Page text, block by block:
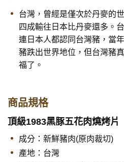
台灣，曾經是僅次於丹麥的
四成輸往日本比丹麥還多。
連日本人都認同台灣豬，當
豬跌出世界地位，但台灣豬
福了。
商品規格
頂級1983黑豚五花肉燒烤片
成分：新鮮豬肉(原肉裁切)
產地：台灣